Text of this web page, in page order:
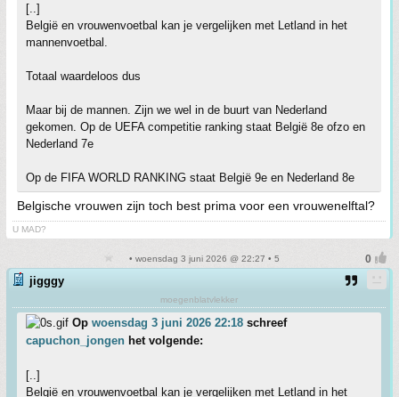
[..]
België en vrouwenvoetbal kan je vergelijken met Letland in het
mannenvoetbal.
Totaal waardeloos dus
Maar bij de mannen. Zijn we wel in de buurt van Nederland
gekomen. Op de UEFA competitie ranking staat België 8e ofzo en
Nederland 7e
Op de FIFA WORLD RANKING staat België 9e en Nederland 8e
Belgische vrouwen zijn toch best prima voor een vrouwenelftal?
U MAD?
• woensdag 3 juni 2026 @ 22:27 • 5
jigggy
moegenblatvlekker
Op woensdag 3 juni 2026 22:18 schreef
capuchon_jongen het volgende:
[..]
België en vrouwenvoetbal kan je vergelijken met Letland in het